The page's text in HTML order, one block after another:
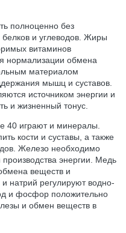
полноценно без
и углеводов. Жиры
витаминов
нормализации обмена
материалом
мышц и суставов.
источником энергии и
и жизненный тонус.
40 играют и минералы.
кости и суставы, а также
Железо необходимо
энергии. Медь
веществ и
натрий регулируют водно-
и фосфор положительно
и обмен веществ в